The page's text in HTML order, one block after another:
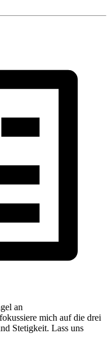
an
mich auf die drei
Stetigkeit. Lass uns